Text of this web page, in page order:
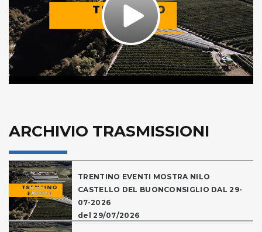
Play
Video
ARCHIVIO TRASMISSIONI
TRENTINO EVENTI MOSTRA NILO
CASTELLO DEL BUONCONSIGLIO DAL 29-
07-2026
del 29/07/2026